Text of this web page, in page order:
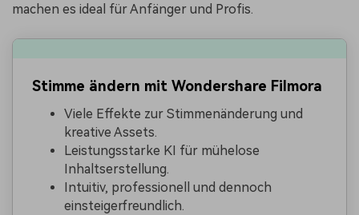
machen es ideal für Anfänger und Profis.
Stimme ändern mit Wondershare Filmora
Viele Effekte zur Stimmenänderung und
kreative Assets.
Leistungsstarke KI für mühelose
Inhaltserstellung.
Intuitiv, professionell und dennoch
einsteigerfreundlich.